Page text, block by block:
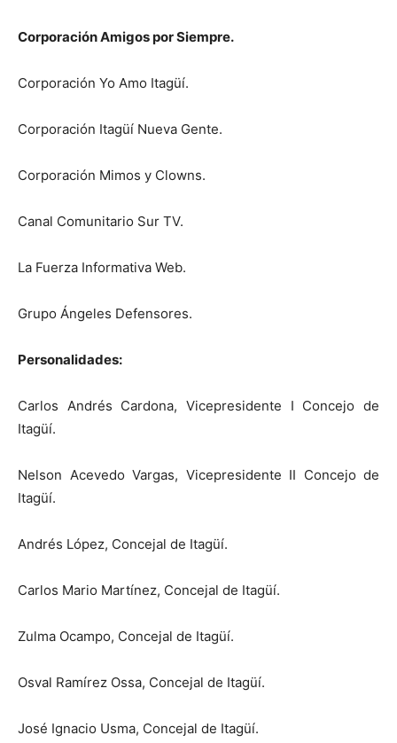
Corporación Amigos por Siempre.
Corporación Yo Amo Itagüí.
Corporación Itagüí Nueva Gente.
Corporación Mimos y Clowns.
Canal Comunitario Sur TV.
La Fuerza Informativa Web.
Grupo Ángeles Defensores.
Personalidades:
Carlos Andrés Cardona, Vicepresidente I Concejo de
Itagüí.
Nelson Acevedo Vargas, Vicepresidente II Concejo de
Itagüí.
Andrés López, Concejal de Itagüí.
Carlos Mario Martínez, Concejal de Itagüí.
Zulma Ocampo, Concejal de Itagüí.
Osval Ramírez Ossa, Concejal de Itagüí.
José Ignacio Usma, Concejal de Itagüí.